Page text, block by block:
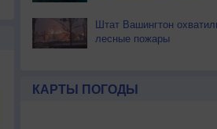
Штат Вашингтон
лесные пожары
КАРТЫ ПОГОДЫ